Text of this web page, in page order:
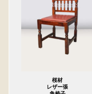
桜材
レザー張